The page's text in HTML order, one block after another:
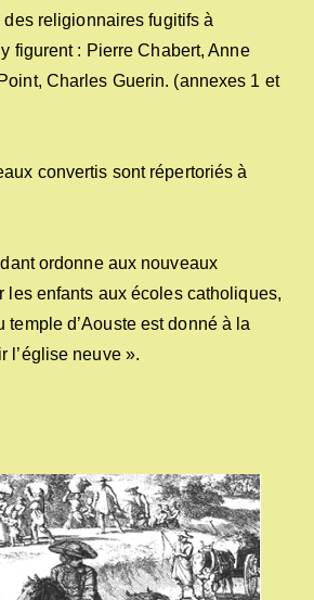
religionnaires fugitifs à
figurent : Pierre Chabert, Anne
Charles Guerin. (annexes 1 et
convertis sont répertoriés à
ordonne aux nouveaux
les enfants aux écoles catholiques,
temple d’Aouste est donné à la
l’église neuve ».